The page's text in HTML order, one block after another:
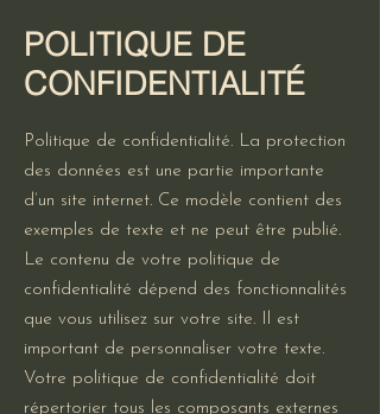
POLITIQUE DE
CONFIDENTIALITÉ
Politique de confidentialité. La protection
des données est une partie importante
d’un site internet. Ce modèle contient des
exemples de texte et ne peut être publié.
Le contenu de votre politique de
confidentialité dépend des fonctionnalités
que vous utilisez sur votre site. Il est
important de personnaliser votre texte.
Votre politique de confidentialité doit
répertorier tous les composants externes